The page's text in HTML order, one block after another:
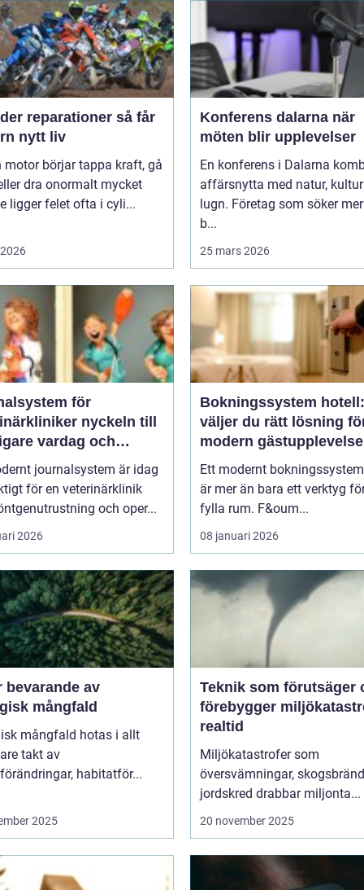
reparationer så får
nytt liv
motor börjar tappa kraft, gå
dra onormalt mycket
ligger felet ofta i cyli...
Konferens dalarna när
möten blir upplevelser
En konferens i Dalarna
affärsnytta med natur,
lugn. Företag som söker
b...
25 mars 2026
för
nyckeln till
vardag och
vård
journalsystem är idag
för en veterinärklinik
och oper...
2026
Bokningssystem
väljer du rätt lösning
modern gästupplevelse
Ett modernt
är mer än bara ett verktyg
fylla rum. F&oum...
08 januari 2026
bevarande av
mångfald
mångfald hotas i allt
takt av
habitatför...
2025
Teknik som förutsäger
förebygger
realtid
Miljökatastrofer som
översvämningar,
jordskred drabbar miljonta...
20 november 2025